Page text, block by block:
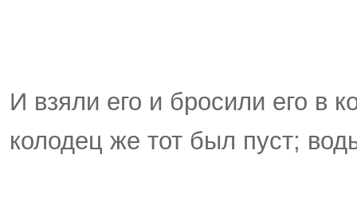
И взяли его и бросили его в
колодец же тот был пуст;